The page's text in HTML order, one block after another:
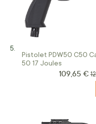
Pistolet PDW50 C50
50 17 Joules
Prix Spécial
109,65 €